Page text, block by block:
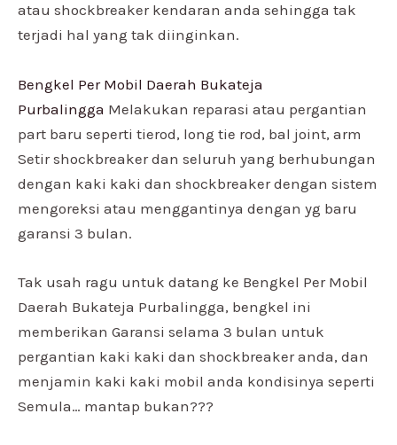
atau shockbreaker kendaran anda sehingga tak
terjadi hal yang tak diinginkan.
Bengkel Per Mobil Daerah Bukateja
Purbalingga Melakukan reparasi atau pergantian
part baru seperti tierod, long tie rod, bal joint, arm
Setir shockbreaker dan seluruh yang berhubungan
dengan kaki kaki dan shockbreaker dengan sistem
mengoreksi atau menggantinya dengan yg baru
garansi 3 bulan.
Tak usah ragu untuk datang ke Bengkel Per Mobil
Daerah Bukateja Purbalingga, bengkel ini
memberikan Garansi selama 3 bulan untuk
pergantian kaki kaki dan shockbreaker anda, dan
menjamin kaki kaki mobil anda kondisinya seperti
Semula… mantap bukan???